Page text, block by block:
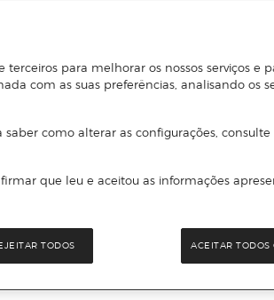
terceiros para melhorar os nossos serviços e
com as suas preferências, analisando os
como alterar as configurações, consulte
que leu e aceitou as informações
TODOS ACEITAR TODOS